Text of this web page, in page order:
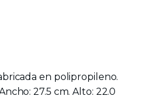
en polipropileno.
27.5 cm. Alto: 22.0